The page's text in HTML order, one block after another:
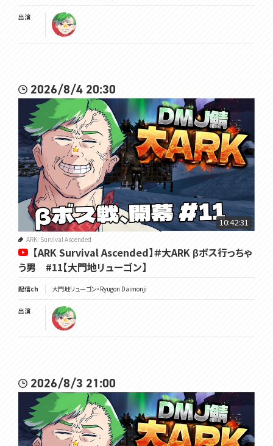
出演
2026/8/4 20:30
10:42:31
ARK: Survival Ascended
【ARK Survival Ascended】＃大ARK βボス行っちゃ
う男 #11【大門地リューゴン】
配信ch 大門地リューゴン・Ryugon Daimonji
出演
2026/8/3 21:00